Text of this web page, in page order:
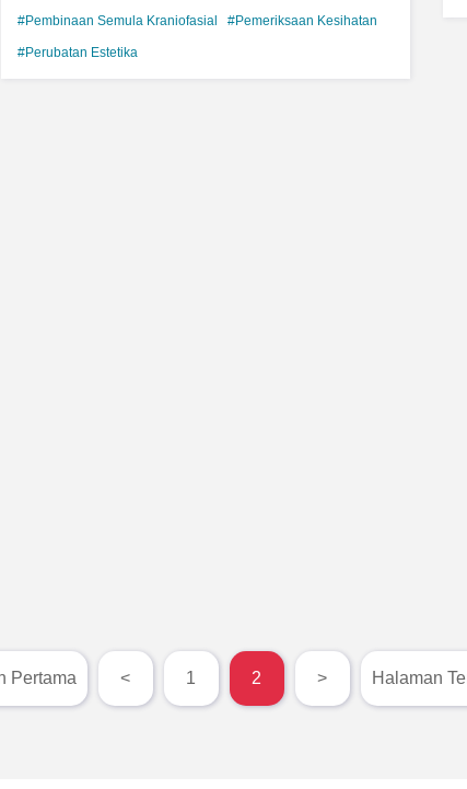
#Pembinaan Semula Kraniofasial #Pemeriksaan Kesihatan
#Perubatan Estetika
Pertama < 1 2 > Halaman